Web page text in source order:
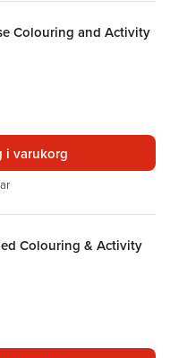
Colouring and Activity
i varukorg
Colouring & Activity